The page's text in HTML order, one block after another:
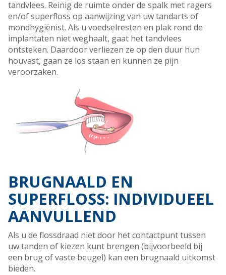
tandvlees. Reinig de ruimte onder de spalk met ragers
en/of superfloss op aanwijzing van uw tandarts of
mondhygiënist. Als u voedselresten en plak rond de
implantaten niet weghaalt, gaat het tandvlees
ontsteken. Daardoor verliezen ze op den duur hun
houvast, gaan ze los staan en kunnen ze pijn
veroorzaken.
BRUGNAALD EN
SUPERFLOSS: INDIVIDUEEL
AANVULLEND
Als u de flossdraad niet door het contactpunt tussen
uw tanden of kiezen kunt brengen (bijvoorbeeld bij
een brug of vaste beugel) kan een brugnaald uitkomst
bieden.